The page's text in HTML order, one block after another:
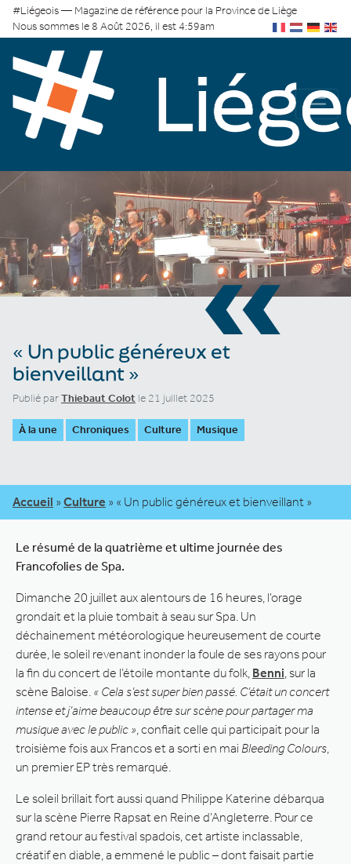
#Liégeois — Magazine de référence pour la Province de Liège
Nous sommes le 8 Août 2026, il est 4:59am
«
« Un public généreux et
bienveillant »
Publié parThiebaut Colot le 21 juillet 2025
À la une Chroniques Culture Musique
Accueil » Culture » « Un public généreux et bienveillant »
Le résumé de la quatrième et ultime journée des
Francofolies de Spa.
Dimanche 20 juillet aux alentours de 16 heures, l’orage
grondait et la pluie tombait à seau sur Spa. Un
déchainement météorologique heureusement de courte
durée, le soleil revenant inonder la foule de ses rayons pour
la fin du concert de l’étoile montante du folk, Benni , sur la
scène Baloise. « Cela s’est super bien passé. C’était un concert
intense et j’aime beaucoup être sur scène pour partager ma
musique avec le public » , confiait celle qui participait pour la
troisième fois aux Francos et a sorti en mai Bleeding Colours
un premier EP très remarqué.
Le soleil brillait fort aussi quand Philippe Katerine débarqua
sur la scène Pierre Rapsat en Reine d’Angleterre. Pour ce
grand retour au festival spadois, cet artiste inclassable,
créatif en diable, a emmené le public – dont faisait partie